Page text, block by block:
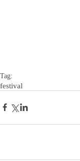
Tag:
festival